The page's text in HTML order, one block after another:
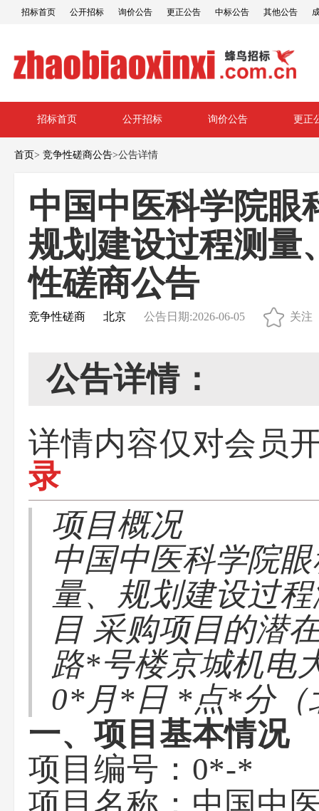
招标首页 公开招标 询价公告 更正公告 中标公告 其他公告
招标首页 公开招标 询价公告 更正
首页> 竞争性磋商公告>公告详情
中国中医科学院眼
规划建设过程测量
性磋商公告
竞争性磋商 北京 公告日期:2026-06-05 关注
公告详情：
详情内容仅对会员
录
项目概况
中国中医科学院
量、规划建设过
目 采购项目的潜
路*号楼京城机电
0*月*日 *点*分（
一、项目基本情况
项目编号：0*-*
项目名称：中国中